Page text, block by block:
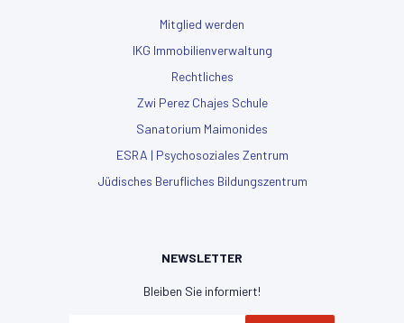
Mitglied werden
IKG Immobilienverwaltung
Rechtliches
Zwi Perez Chajes Schule
Sanatorium Maimonides
ESRA | Psychosoziales Zentrum
Jüdisches Berufliches Bildungszentrum
NEWSLETTER
Bleiben Sie informiert!